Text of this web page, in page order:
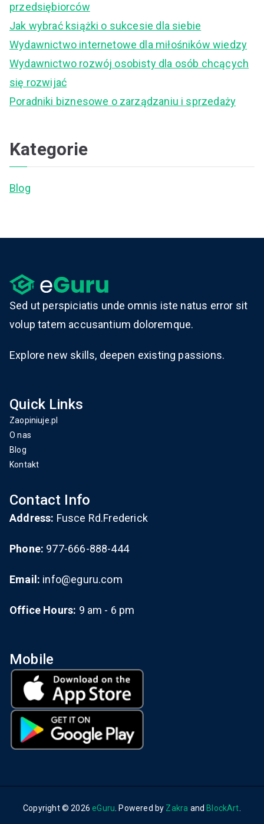
przedsiębiorców
Jak wybrać książki o sukcesie dla siebie
Wydawnictwo internetowe dla miłośników wiedzy
Wydawnictwo rozwój osobisty dla osób chcących
się rozwijać
Poradniki biznesowe o zarządzaniu i sprzedaży
Kategorie
Blog
Sed ut perspiciatis unde omnis iste natus error sit
volup tatem accusantium doloremque.
Explore new skills, deepen existing passions.
Quick Links
Zaopiniuje.pl
O nas
Blog
Kontakt
Contact Info
Address: Fusce Rd.Frederick
Phone: 977-666-888-444
Email: info@eguru.com
Office Hours: 9 am - 6 pm
Mobile
Copyright © 2026eGuru . Powered by Zakra andBlockArt